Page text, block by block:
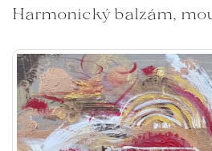
Harmonický balzám,